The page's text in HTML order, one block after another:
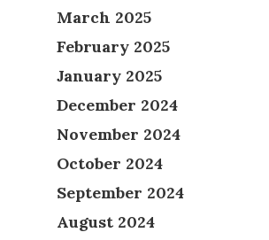
March 2025
February 2025
January 2025
December 2024
November 2024
October 2024
September 2024
August 2024